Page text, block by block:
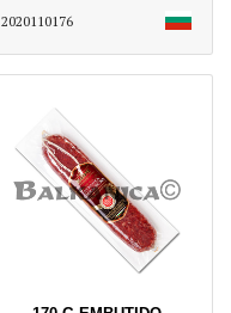
2020110176